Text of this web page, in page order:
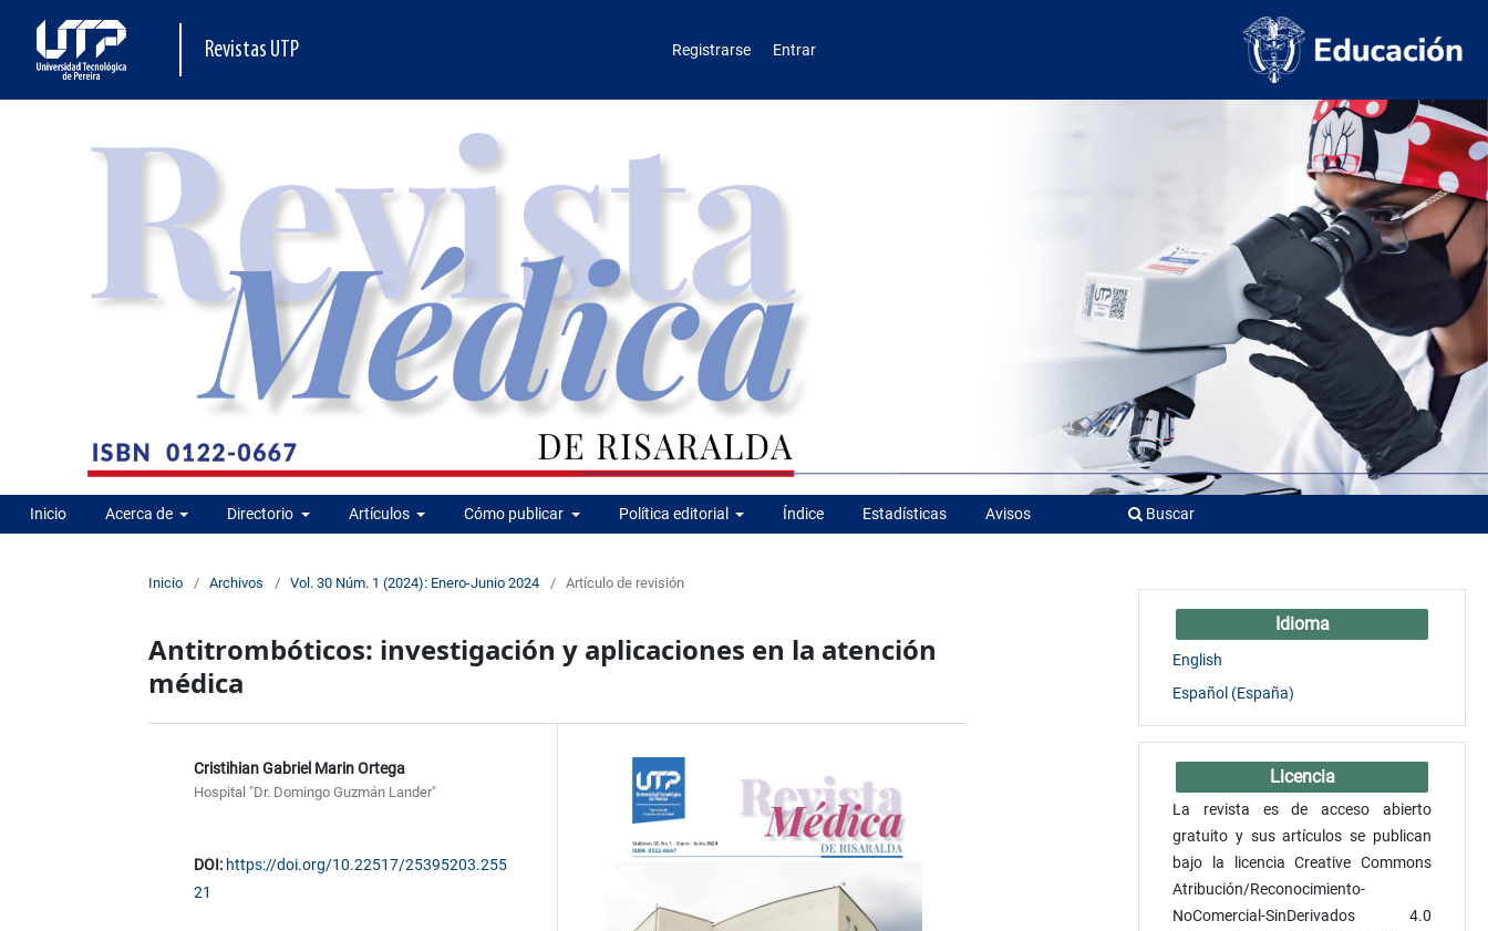
Revistas UTP Registrarse Entrar
Inicio Acerca de Directorio Artículos Cómo publicar Política editorial Índice Estadísticas Avisos Buscar
Inicio / Archivos / Vol. 30 Núm. 1 (2024): Enero-Junio 2024 / Artículo de revisión
Antitrombóticos: investigación y aplicaciones en la atención
médica
Cristihian Gabriel Marin Ortega
Hospital "Dr. Domingo Guzmán Lander"
DOI: https://doi.org/10.22517/25395203.255
21
Idioma
English
Español (España)
Licencia
La revista es de acceso abierto
gratuito y sus artículos se publican
bajo la licencia Creative Commons
Atribución/Reconocimiento-
NoComercial-SinDerivados 4.0